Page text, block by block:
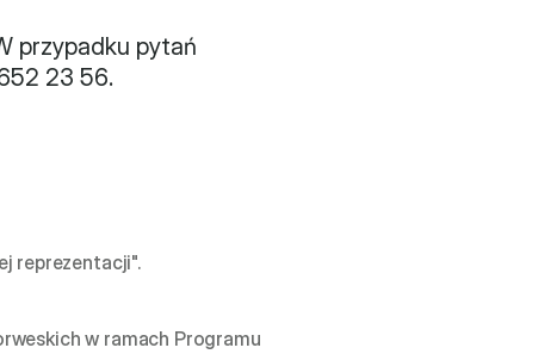
przypadku pytań
23 56.
reprezentacji".
w ramach Programu